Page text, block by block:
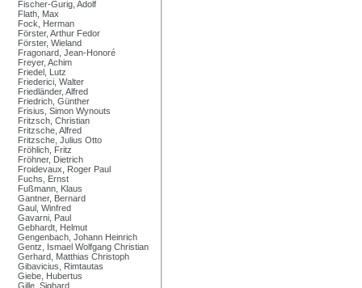
Fischer-Gurig, Adolf
Flath, Max
Fock, Herman
Förster, Arthur Fedor
Förster, Wieland
Fragonard, Jean-Honoré
Freyer, Achim
Friedel, Lutz
Friederici, Walter
Friedländer, Alfred
Friedrich, Günther
Frisius, Simon Wynouts
Fritzsch, Christian
Fritzsche, Alfred
Fritzsche, Julius Otto
Fröhlich, Fritz
Fröhner, Dietrich
Froidevaux, Roger Paul
Fuchs, Ernst
Fußmann, Klaus
Gantner, Bernard
Gaul, Winfred
Gavarni, Paul
Gebhardt, Helmut
Gengenbach, Johann Heinrich
Gentz, Ismael Wolfgang Christian
Gerhard, Matthias Christoph
Gibavicius, Rimtautas
Giebe, Hubertus
Gille, Sighard